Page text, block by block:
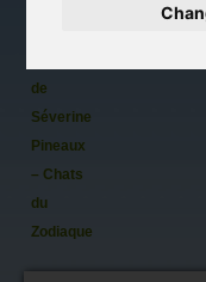
de
Séverine
Pineaux
– Chats
du
Zodiaque